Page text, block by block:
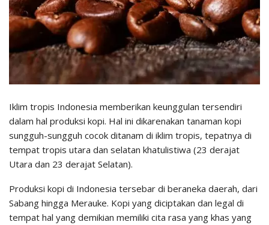
Iklim tropis Indonesia memberikan keunggulan tersendiri
dalam hal produksi kopi. Hal ini dikarenakan tanaman kopi
sungguh-sungguh cocok ditanam di iklim tropis, tepatnya di
tempat tropis utara dan selatan khatulistiwa (23 derajat
Utara dan 23 derajat Selatan).
Produksi kopi di Indonesia tersebar di beraneka daerah, dari
Sabang hingga Merauke. Kopi yang diciptakan dan legal di
tempat hal yang demikian memiliki cita rasa yang khas yang